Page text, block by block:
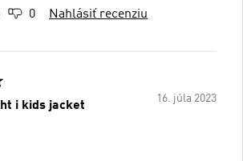
0 Nahlásiť recenziu
16. júla 2023
i kids jacket